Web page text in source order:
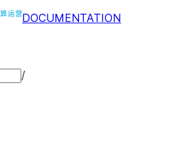
DOCUMENTATION
/